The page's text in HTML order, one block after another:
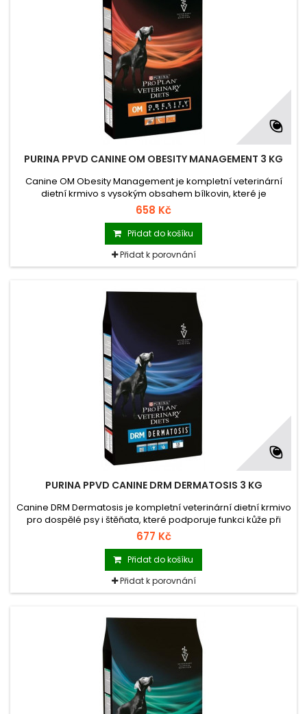
PURINA PPVD CANINE OM OBESITY MANAGEMENT 3 KG
Canine OM Obesity Management je kompletní veterinární
dietní krmivo s vysokým obsahem bílkovin, které je
prokazatelně klinicky účinné při úbytku tělesné hmotnosti u
obézních psů. Psi udržovaní fit a v kondici žijí déle než psi s
nadváhou.
658 Kč
Přidat do košíku
Přidat k porovnání
PURINA PPVD CANINE DRM DERMATOSIS 3 KG
Canine DRM Dermatosis je kompletní veterinární dietní krmivo
pro dospělé psy i štěňata, které podporuje funkci kůže při
dermatózách a nadměrném línání. Canine DRM Dermatosis
obsahuje omezený počet vybraných zdrojů bílkovin pro
snížení rizika vedlejších reakcí na krmivo.
677 Kč
Přidat do košíku
Přidat k porovnání